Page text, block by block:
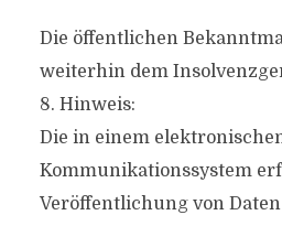
Die öffentlichen
weiterhin dem
8. Hinweis:
Die in einem
Kommunikationssystem
Veröffentlichung von